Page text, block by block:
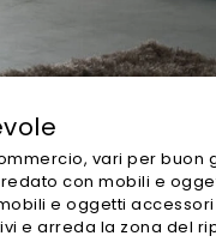
vari per
con mobili e
e oggetti
e arreda la zona del